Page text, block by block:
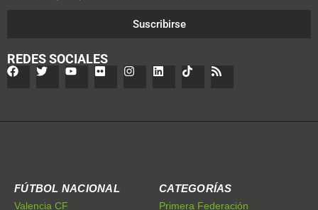
Suscribirse
REDES SOCIALES
FÚTBOL NACIONAL
Valencia CF
CATEGORÍAS
Primera Federación